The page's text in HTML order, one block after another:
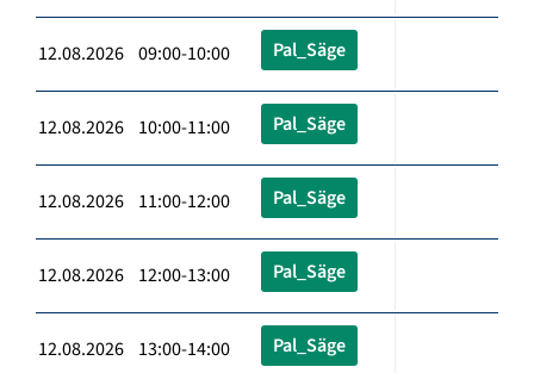
12.08.2026 09:00-10:00 Pal_Säge
12.08.2026 10:00-11:00 Pal_Säge
12.08.2026 11:00-12:00 Pal_Säge
12.08.2026 12:00-13:00 Pal_Säge
12.08.2026 13:00-14:00 Pal_Säge